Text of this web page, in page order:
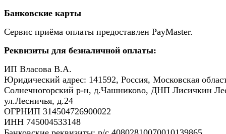
Банковские карты
Сервис приёма оплаты предоставлен PayMaster.
Реквизиты для безналичной оплаты:
ИП Власова В.А.
Юридический адрес: 141592, Россия, Московская
Солнечногорский р-н, д.Чашниково, ДНП Лисичкин
ул.Лесничья, д.24
ОГРНИП 314504726900022
ИНН 745004533148